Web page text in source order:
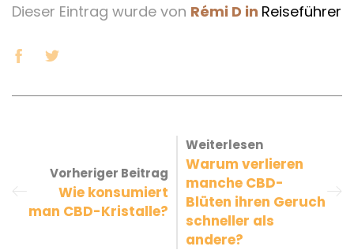
Dieser Eintrag wurde von Rémi D in Reiseführer
Vorheriger Beitrag
Wie konsumiert
man CBD-Kristalle?
Weiterlesen
Warum verlieren
manche CBD-
Blüten ihren Geruch
schneller als
andere?